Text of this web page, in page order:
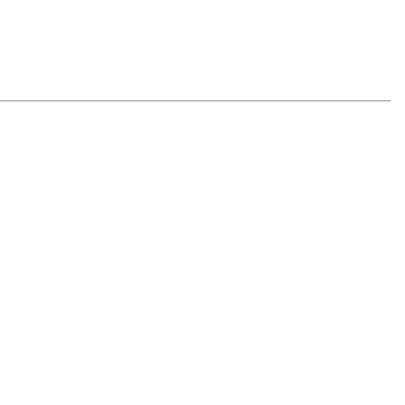
Vipps, Klarna och Google Pay.
debiteras kortet/fakturan.